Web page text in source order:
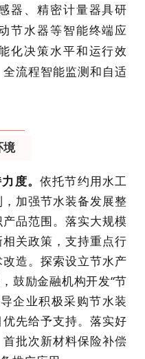
器、精密计量器具研
节水器等智能终端应
化决策水平和运行效
流程智能监测和自适
境
力度。依托节约用水工
加强节水装备发展整
品范围。落实大规模
关政策，支持重点行
造。探索设立节水产
鼓励金融机构开发“节
企业积极采购节水装
先给予支持。落实好
批次新材料保险补偿